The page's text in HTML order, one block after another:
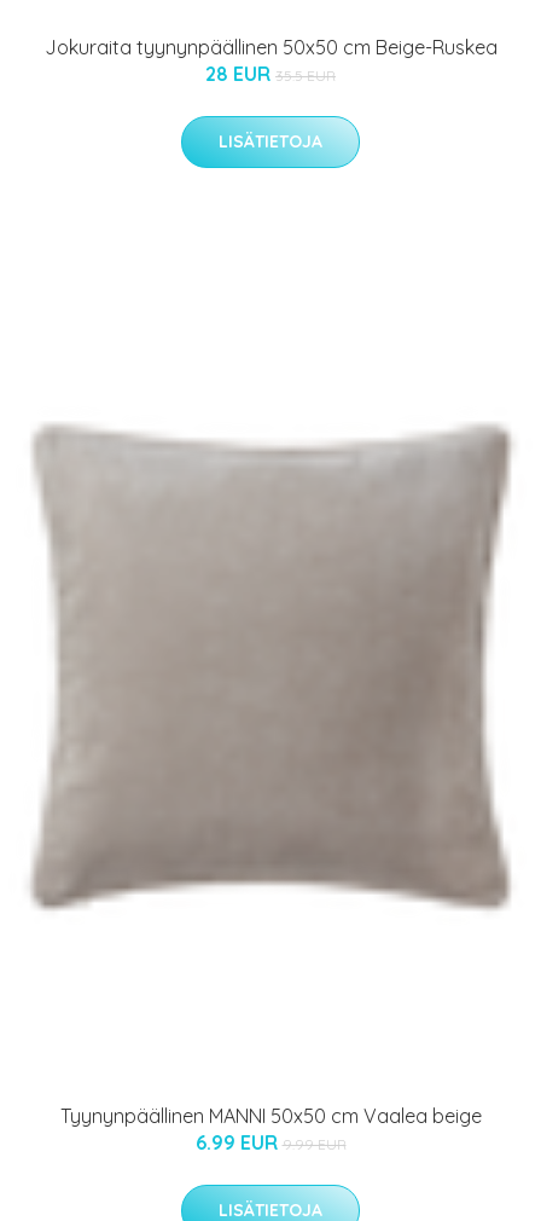
Jokuraita tyynynpäällinen 50x50 cm Beige-Ruskea
28 EUR 35.5 EUR
LISÄTIETOJA
Tyynynpäällinen MANNI 50x50 cm Vaalea beige
6.99 EUR 9.99 EUR
LISÄTIETOJA